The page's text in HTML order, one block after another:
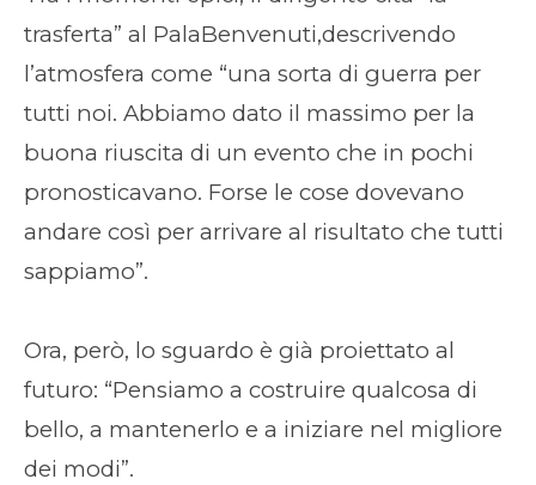
trasferta” al PalaBenvenuti,descrivendo
l’atmosfera come “una sorta di guerra per
tutti noi. Abbiamo dato il massimo per la
buona riuscita di un evento che in pochi
pronosticavano. Forse le cose dovevano
andare così per arrivare al risultato che tutti
sappiamo”.
Ora, però, lo sguardo è già proiettato al
futuro: “Pensiamo a costruire qualcosa di
bello, a mantenerlo e a iniziare nel migliore
dei modi”.